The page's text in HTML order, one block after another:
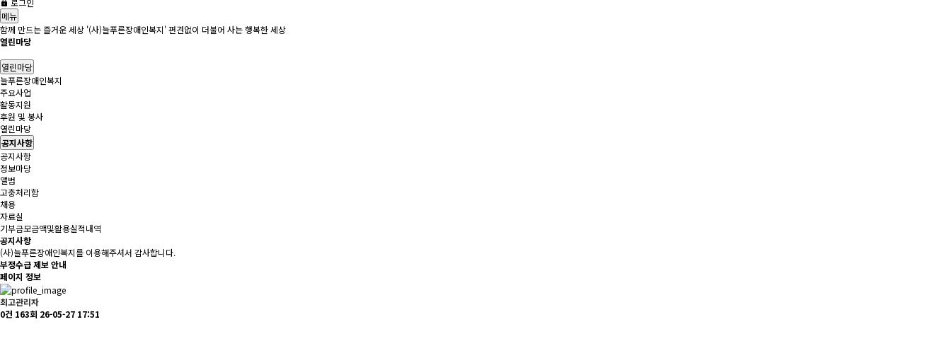
로그인
메뉴
함께 만드는 즐거운 세상 '(사)늘푸른장애인복지' 편견없이 더불어 사는 행복한 세상
열린마당
열린마당
늘푸른장애인복지
주요사업
활동지원
후원 및 봉사
열린마당
공지사항
공지사항
정보마당
앨범
고충처리함
채용
자료실
기부금모금액및활용실적내역
공지사항
(사)늘푸른장애인복지를 이용해주셔서 감사합니다.
부정수급 제보 안내
페이지 정보
최고관리자
0건 163회 26-05-27 17:51